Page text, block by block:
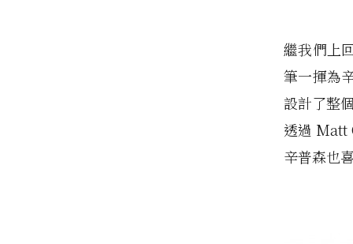
繼我們上
筆一揮為
設計了整
透過 Matt
辛普森也